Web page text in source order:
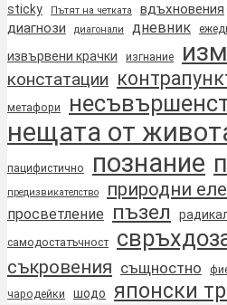
sticky Пътят на четката вдъхновения
диагнози диагонали дневник
извървени крачки изгнание
констатации
метафори
нещата от
пацифистично познание
предизвикателство природни
просветление пъзел
самодостатъчност
съкровения същностно
чародейки шодо
японски